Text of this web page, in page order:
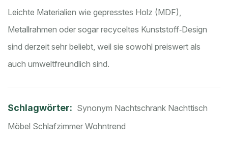
Leichte Materialien wie gepresstes Holz (MDF),
Metallrahmen oder sogar recyceltes Kunststoff‑Design
sind derzeit sehr beliebt, weil sie sowohl preiswert als
auch umweltfreundlich sind.
Schlagwörter: Synonym Nachtschrank Nachttisch
Möbel Schlafzimmer Wohntrend